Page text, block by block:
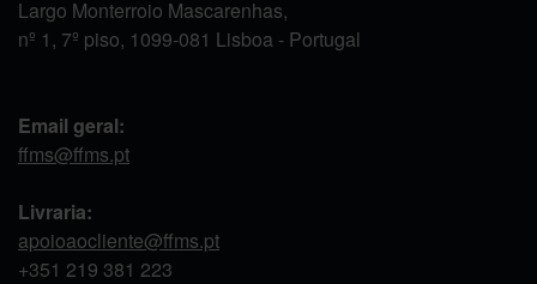
Largo Monterroio Mascarenhas,
nº 1, 7º piso, 1099-081 Lisboa - Portugal
Email geral:
ffms@ffms.pt
Livraria:
apoioaocliente@ffms.pt
+351 219 381 223